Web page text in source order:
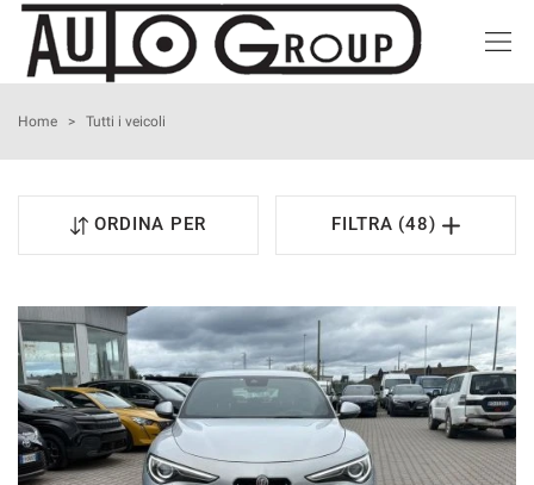
HOME
NOLEGGIO BREVE TERMINE
ASSISTENZA
I NOSTRI SERVIZI
Home > Tutti i veicoli
ORDINA PER FILTRA (48)